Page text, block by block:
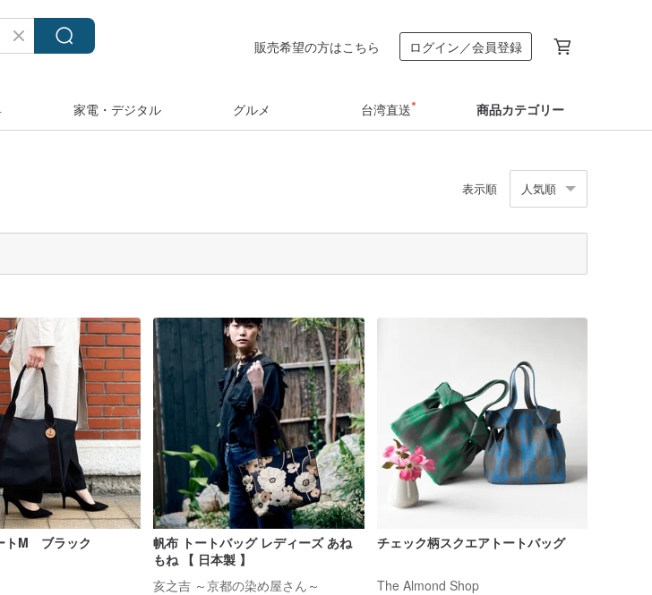
販売希望の方はこちら ログイン／会員登録
家電・デジタル グルメ 台湾直送 商品カテゴリー
表示順 人気順
トM ブラック
帆布 トートバッグ レディーズ あね
もね 【 日本製 】
亥之吉 ～京都の染め屋さん～
チェック柄スクエアトートバッグ
The Almond Shop